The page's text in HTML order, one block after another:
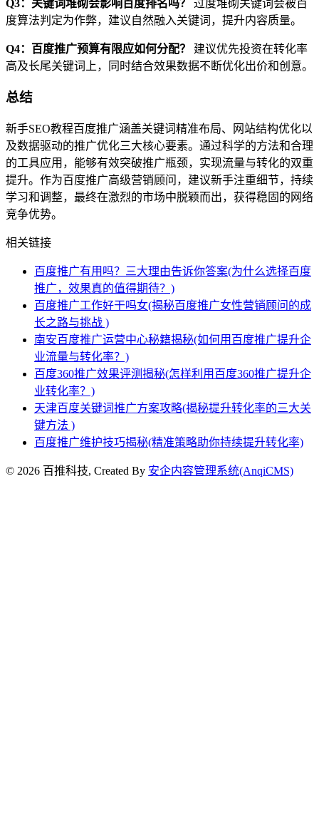
Q3：关键词堆砌会影响百度排名吗？
过度堆砌关键词会被百
度算法判定为作弊，建议自然融入关键词，提升内容质量。
Q4：百度推广预算有限应如何分配？
建议优先投资在转化率
高及长尾关键词上，同时结合效果数据不断优化出价和创意。
总结
新手SEO教程百度推广涵盖关键词精准布局、网站结构优化以
及数据驱动的推广优化三大核心要素。通过科学的方法和合理
的工具应用，能够有效突破推广瓶颈，实现流量与转化的双重
提升。作为百度推广高级营销顾问，建议新手注重细节，持续
学习和调整，最终在激烈的市场中脱颖而出，获得稳固的网络
竞争优势。
相关链接
百度推广有用吗？三大理由告诉你答案(为什么选择百度
推广，效果真的值得期待？)
百度推广工作好干吗女(揭秘百度推广女性营销顾问的成
长之路与挑战 )
南安百度推广运营中心秘籍揭秘(如何用百度推广提升企
业流量与转化率？)
百度360推广效果评测揭秘(怎样利用百度360推广提升企
业转化率？)
天津百度关键词推广方案攻略(揭秘提升转化率的三大关
键方法 )
百度推广维护技巧揭秘(精准策略助你持续提升转化率)
© 2026 百推科技, Created By 安企内容管理系统(AnqiCMS)